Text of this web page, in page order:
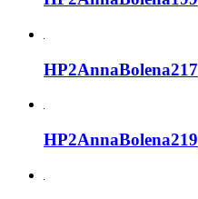
HP2AnnaBolena217
HP2AnnaBolena219